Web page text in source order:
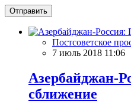
Отправить
Постсоветское
7 июль 2018 11:06
Азербайджан-
сближение